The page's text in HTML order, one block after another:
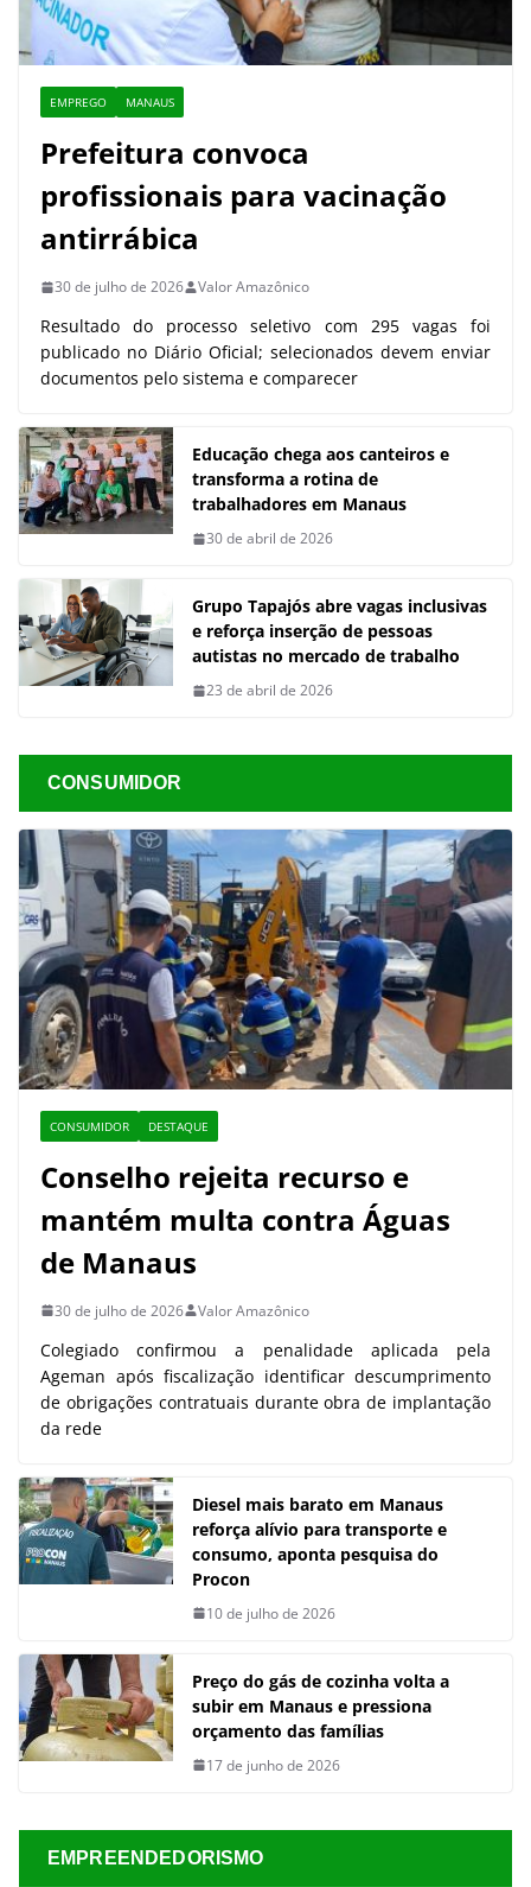
EMPREGO MANAUS
Prefeitura convoca
profissionais para vacinação
antirrábica
30 de julho de 2026 Valor Amazônico
Resultado do processo seletivo com 295 vagas foi
publicado no Diário Oficial; selecionados devem enviar
documentos pelo sistema e comparecer
Educação chega aos canteiros e
transforma a rotina de
trabalhadores em Manaus
30 de abril de 2026
Grupo Tapajós abre vagas inclusivas
e reforça inserção de pessoas
autistas no mercado de trabalho
23 de abril de 2026
CONSUMIDOR
CONSUMIDOR DESTAQUE
Conselho rejeita recurso e
mantém multa contra Águas
de Manaus
30 de julho de 2026 Valor Amazônico
Colegiado confirmou a penalidade aplicada pela
Ageman após fiscalização identificar descumprimento
de obrigações contratuais durante obra de implantação
da rede
Diesel mais barato em Manaus
reforça alívio para transporte e
consumo, aponta pesquisa do
Procon
10 de julho de 2026
Preço do gás de cozinha volta a
subir em Manaus e pressiona
orçamento das famílias
17 de junho de 2026
EMPREENDEDORISMO